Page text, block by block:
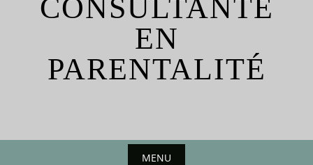
CONSULTANTE
EN
PARENTALITÉ
MENU